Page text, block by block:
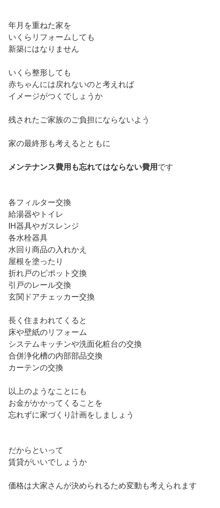
年月を重ねた家を
いくらリフォームしても
新築にはなりません
いくら整形しても
赤ちゃんには戻れないのと考えれば
イメージがつくでしょうか
残されたご家族のご負担にならないよう
家の最終形も考えるとともに
メンテナンス費用も忘れてはならない費用 です
各フィルター交換
給湯器やトイレ
IH器具やガスレンジ
各水栓器具
水回り商品の入れかえ
屋根を塗ったり
折れ戸のピポット交換
引戸のレール交換
玄関ドアチェッカー交換
長く住まわれてくると
床や壁紙のリフォーム
システムキッチンや洗面化粧台の交換
合併浄化槽の内部部品交換
カーテンの交換
以上のようなことにも
お金がかかってくることを
忘れずに家づくり計画をしましょう
だからといって
賃貸がいいでしょうか
価格は大家さんが決められるため変動も考えられます